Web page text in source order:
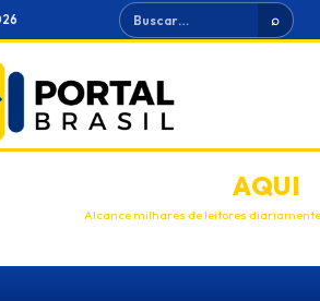
Buscar ⌕
ANUNCIEAQUI
Alcance milhares de leitores diariamente